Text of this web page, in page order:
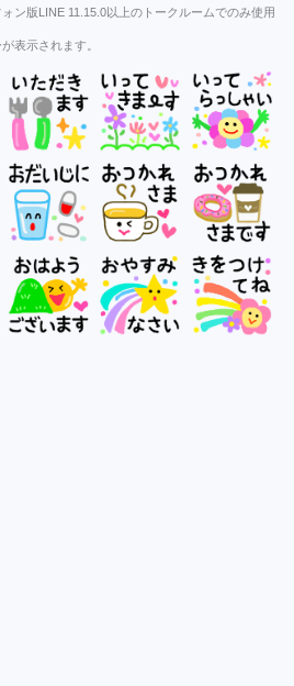
ン版LINE 11.15.0以上のトークルームでのみ使用
表示されます。